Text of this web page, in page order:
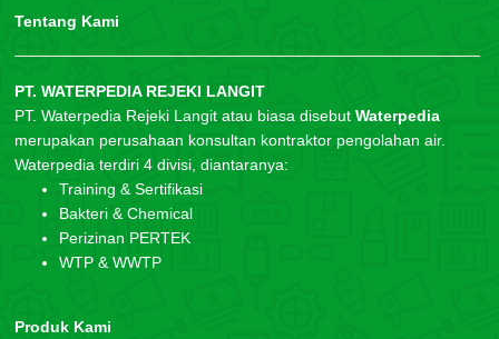
Tentang Kami
PT. WATERPEDIA REJEKI LANGIT
PT. Waterpedia Rejeki Langit atau biasa disebut Waterpedia
merupakan perusahaan konsultan kontraktor pengolahan air.
Waterpedia terdiri 4 divisi, diantaranya:
Training & Sertifikasi
Bakteri & Chemical
Perizinan PERTEK
WTP & WWTP
Produk Kami